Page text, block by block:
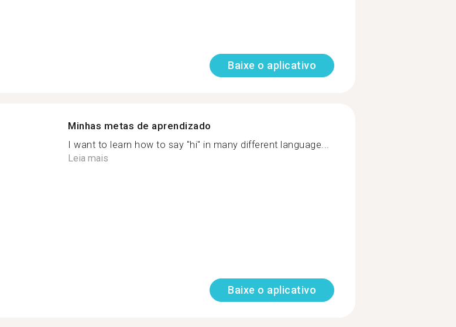
Baixe o aplicativo
Minhas metas de aprendizado
I want to learn how to say "hi" in many different language...
Leia mais
Baixe o aplicativo